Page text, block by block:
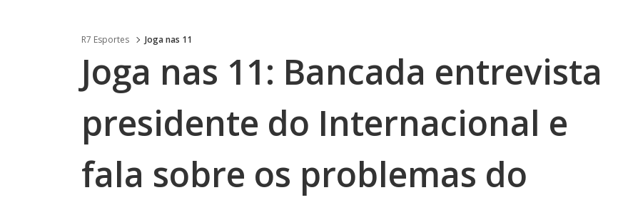
R7 Esportes Joga nas 11
Joga nas 11: Bancada entrevista
presidente do Internacional e
fala sobre os problemas do